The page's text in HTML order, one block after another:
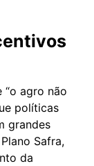
agro não
políticas
grandes
Safra,
da